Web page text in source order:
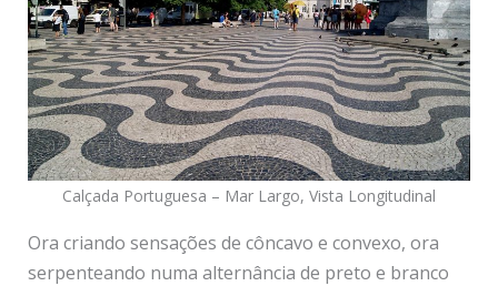
Calçada Portuguesa – Mar Largo, Vista Longitudinal
Ora criando sensações de côncavo e convexo, ora
serpenteando numa alternância de preto e branco